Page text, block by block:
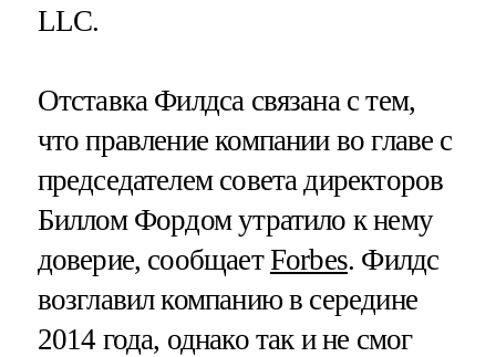
LLC.
Отставка Филдса связана с тем,
что правление компании во главе с
председателем совета директоров
Биллом Фордом утратило к нему
доверие, сообщаетForbes. Филдс
возглавил компанию в середине
2014 года, однако так и не смог